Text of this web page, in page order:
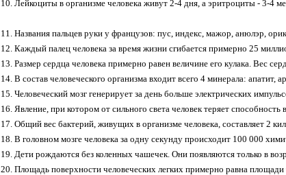
10. Лейкоциты в организме человека живут 2-4 дня, а эритроциты - 3-4
11. Hазвания пальцев руки у французов: пус, индекс, мажор, анюлэр,
12. Каждый палец человека за время жизни сгибается примерно 25
13. Размер сердца человека примерно равен величине его кулака. Вес
14. В состав человеческого организма входит всего 4 минерала: апатит,
15. Человеческий мозг генерирует за день больше электрических
16. Явление, при котором от сильного света человек теряет способность
17. Общий вес бактерий, живущих в организме человека, составляет 2
18. В головном мозге человека за одну секунду происходит 100 000
19. Дети рождаются без коленных чашечек. Они появляются только в
20. Площадь поверхности человеческих легких примерно равна площади